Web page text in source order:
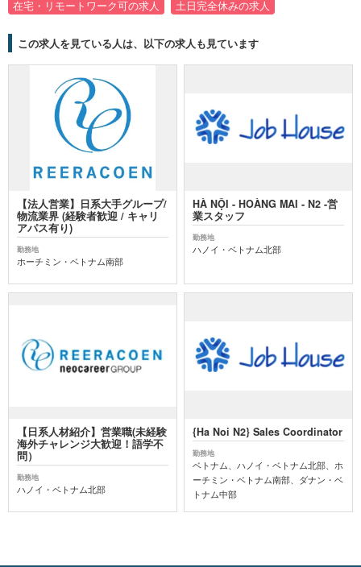
在宅・リモートワーク可の求人 土日完全休みの求人
この求人を見ている人は、以下の求人も見ています
【法人営業】日系大手グループ/
物流業界 (経験者歓迎 / キャリ
アパス有り)
勤務地
ホーチミン・ベトナム南部
HÀ NỘI - HOÀNG MAI - N2 -営
業スタッフ
勤務地
ハノイ・ベトナム北部
【日系人材紹介】営業職(未経験
海外チャレンジ大歓迎！語学不
問）
勤務地
ハノイ・ベトナム北部
{Ha Noi N2} Sales Coordinator
勤務地
ベトナム、ハノイ・ベトナム北部、ホ
ーチミン・ベトナム南部、ダナン・ベ
トナム中部